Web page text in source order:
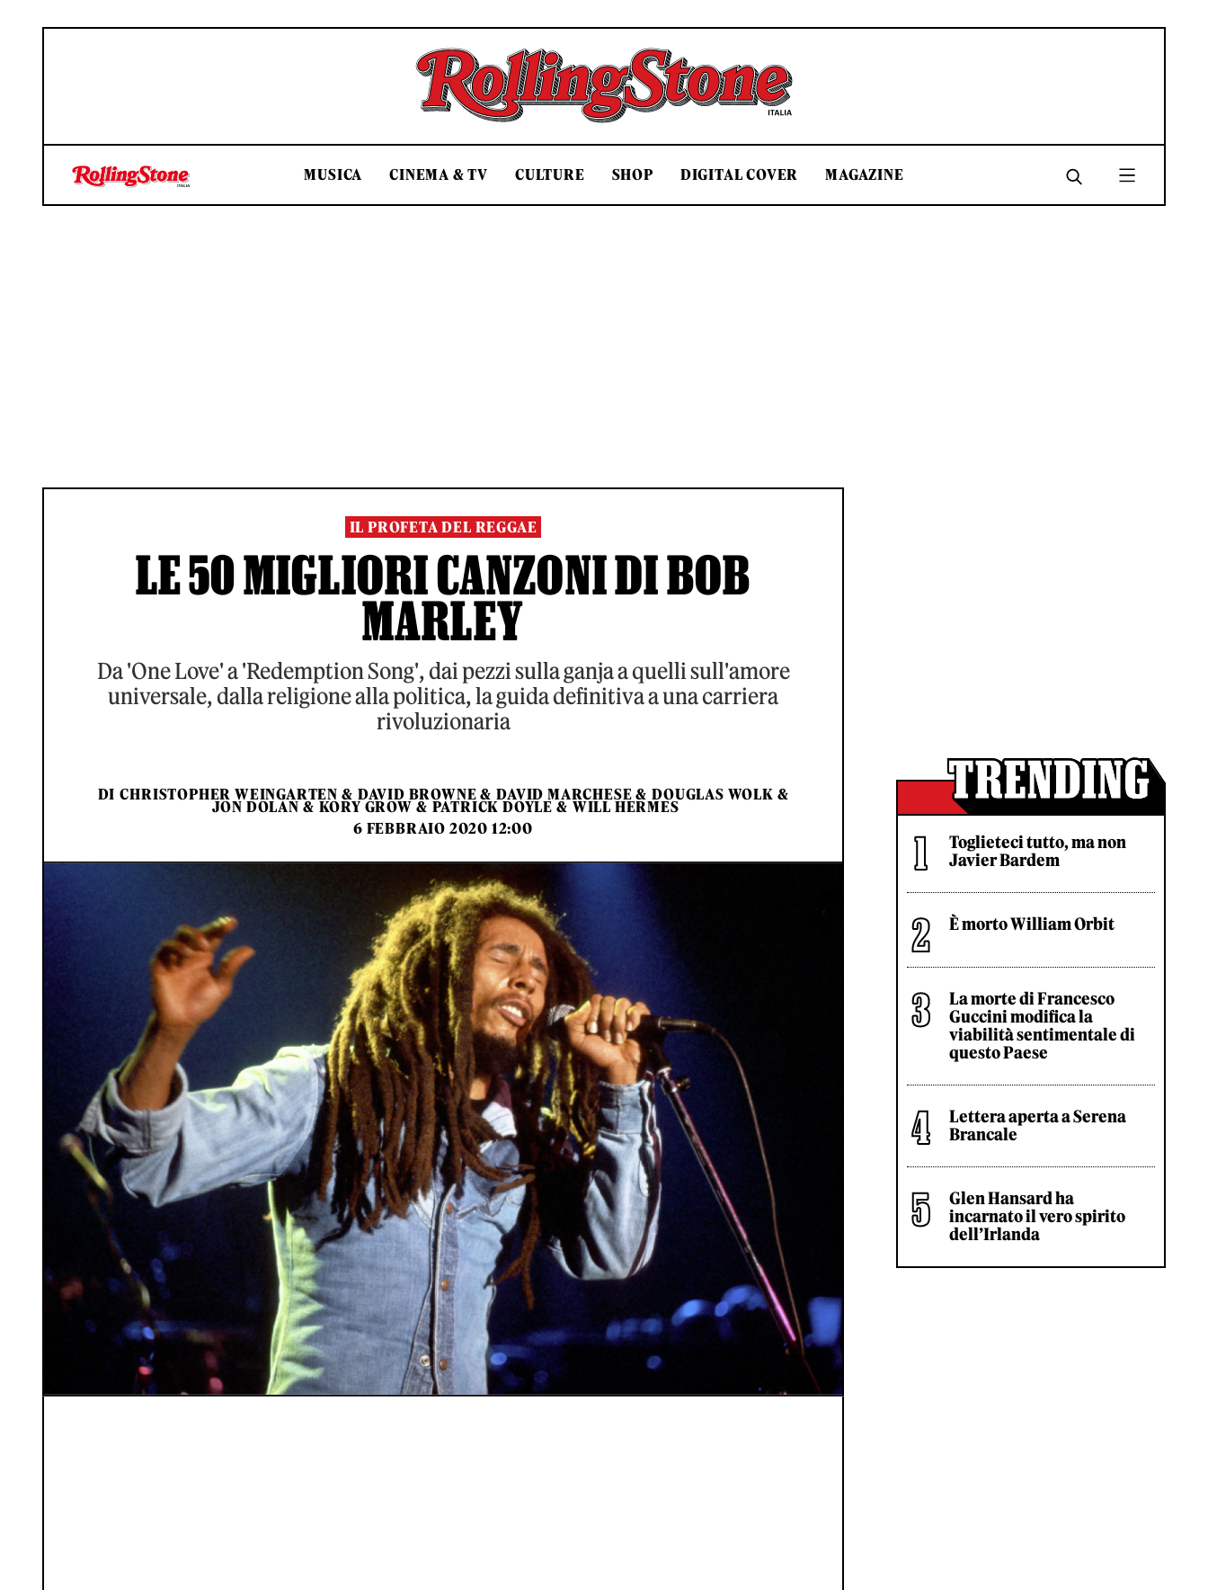
Rolling Stone Italia
MUSICA CINEMA & TV CULTURE SHOP DIGITAL COVER MAGAZINE
IL PROFETA DEL REGGAE
LE 50 MIGLIORI CANZONI DI BOB
MARLEY
Da 'One Love' a 'Redemption Song', dai pezzi sulla ganja a quelli sull'amore
universale, dalla religione alla politica, la guida definitiva a una carriera
rivoluzionaria
DI CHRISTOPHER WEINGARTEN & DAVID BROWNE & DAVID MARCHESE & DOUGLAS WOLK &
JON DOLAN & KORY GROW & PATRICK DOYLE & WILL HERMES
6 FEBBRAIO 2020 12:00
Toglieteci tutto, ma non
Javier Bardem
È morto William Orbit
La morte di Francesco
Guccini modifica la
viabilità sentimentale di
questo Paese
Lettera aperta a Serena
Brancale
Glen Hansard ha
incarnato il vero spirito
dell’Irlanda